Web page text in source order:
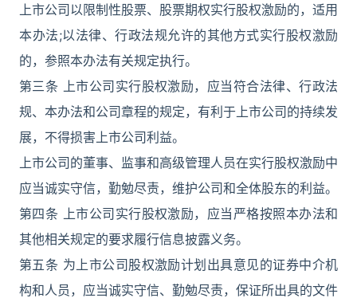
上市公司以限制性股票、股票期权实行股权激励的，适用
本办法;以法律、行政法规允许的其他方式实行股权激励
的，参照本办法有关规定执行。
第三条 上市公司实行股权激励，应当符合法律、行政法
规、本办法和公司章程的规定，有利于上市公司的持续发
展，不得损害上市公司利益。
上市公司的董事、监事和高级管理人员在实行股权激励中
应当诚实守信，勤勉尽责，维护公司和全体股东的利益。
第四条 上市公司实行股权激励，应当严格按照本办法和
其他相关规定的要求履行信息披露义务。
第五条 为上市公司股权激励计划出具意见的证券中介机
构和人员，应当诚实守信、勤勉尽责，保证所出具的文件